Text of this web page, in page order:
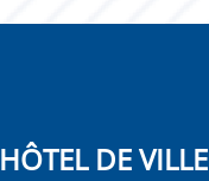
HÔTEL DE VILLE